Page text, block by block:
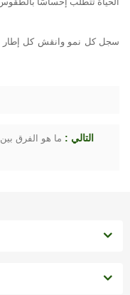
سجل كل نمو وانقش كل إطار
التالي : ما هو الفرق